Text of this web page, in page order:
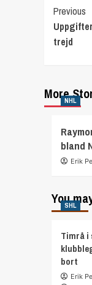
Previous
trejd
MoreNHL
bland
Erik
YouSHL
Timrå i
bort
Erik